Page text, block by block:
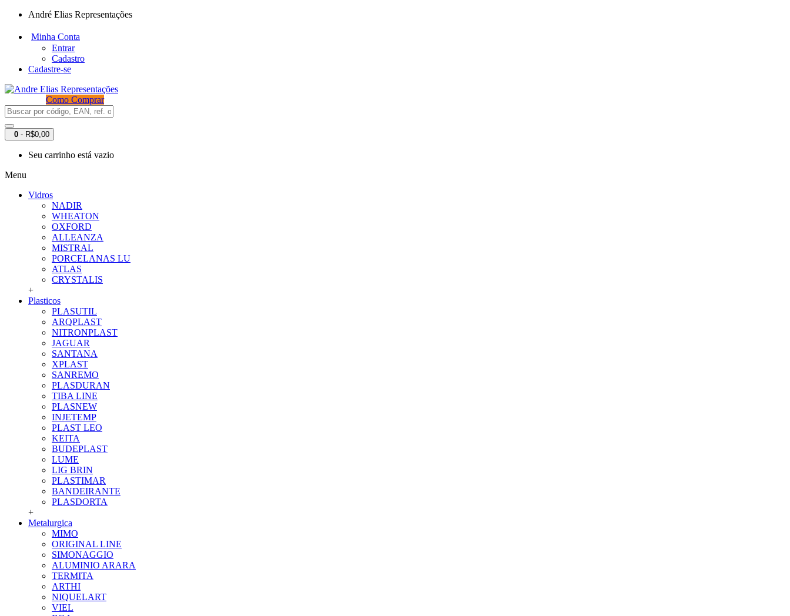
André Elias Representações
Minha Conta
Entrar
Cadastro
Cadastre-se
Como Comprar
0 - R$0,00
Seu carrinho está vazio
Menu
Vidros
NADIR
WHEATON
OXFORD
ALLEANZA
MISTRAL
PORCELANAS LU
ATLAS
CRYSTALIS
+
Plasticos
PLASUTIL
ARQPLAST
NITRONPLAST
JAGUAR
SANTANA
XPLAST
SANREMO
PLASDURAN
TIBA LINE
PLASNEW
INJETEMP
PLAST LEO
KEITA
BUDEPLAST
LUME
LIG BRIN
PLASTIMAR
BANDEIRANTE
PLASDORTA
+
Metalurgica
MIMO
ORIGINAL LINE
SIMONAGGIO
ALUMINIO ARARA
TERMITA
ARTHI
NIQUELART
VIEL